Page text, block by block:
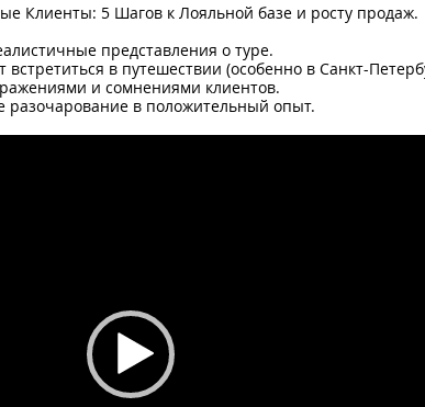
Клиенты: 5 Шагов к Лояльной базе и росту продаж.
представления о туре.
в путешествии (особенно в Санкт-
и сомнениями клиентов.
разочарование в положительный опыт.